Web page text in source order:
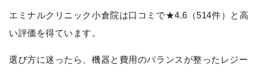
エミナルクリニック小倉院は口コミで★4.6（514件）と高
い評価を得ています。
選び方に迷ったら、機器と費用のバランスが整ったレジー